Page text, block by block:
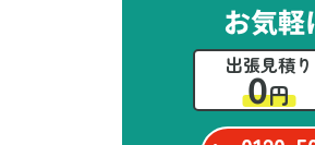
お気軽
出張見積り
0円